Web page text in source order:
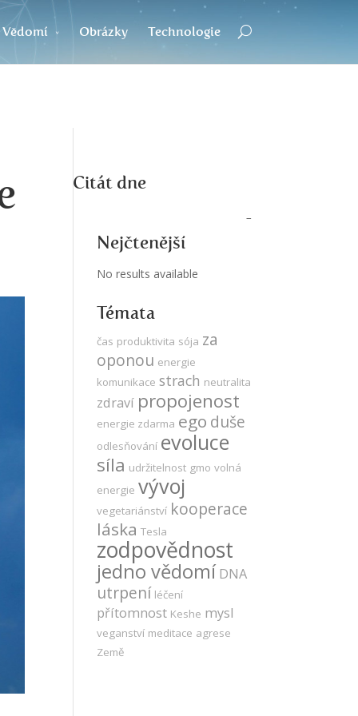
Vědomí Obrázky Technologie
Citát dne
Nejčtenější
No results available
Témata
čas produktivita sója za
oponou energie
komunikace strach neutralita
zdraví propojenost
energie zdarma ego duše
odlesňování evoluce
síla udržitelnost gmo volná
energie vývoj
vegetariánství kooperace
láska Tesla
zodpovědnost
jedno vědomí DNA
utrpení léčení
přítomnost Keshe mysl
veganství meditace agrese
Země